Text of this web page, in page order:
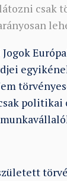
csak
politikai